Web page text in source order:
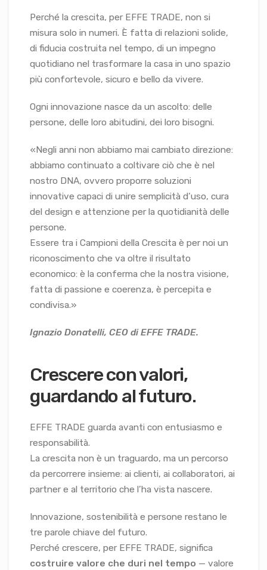
Perché la crescita, per EFFE TRADE, non si
misura solo in numeri. È fatta di relazioni solide,
di fiducia costruita nel tempo, di un impegno
quotidiano nel trasformare la casa in uno spazio
più confortevole, sicuro e bello da vivere.
Ogni innovazione nasce da un ascolto: delle
persone, delle loro abitudini, dei loro bisogni.
«Negli anni non abbiamo mai cambiato direzione:
abbiamo continuato a coltivare ciò che è nel
nostro DNA, ovvero proporre soluzioni
innovative capaci di unire semplicità d’uso, cura
del design e attenzione per la quotidianità delle
persone.
Essere tra i Campioni della Crescita è per noi un
riconoscimento che va oltre il risultato
economico: è la conferma che la nostra visione,
fatta di passione e coerenza, è percepita e
condivisa.»
Ignazio Donatelli, CEO di EFFE TRADE.
Crescere con valori,
guardando al futuro.
EFFE TRADE guarda avanti con entusiasmo e
responsabilità.
La crescita non è un traguardo, ma un percorso
da percorrere insieme: ai clienti, ai collaboratori, ai
partner e al territorio che l’ha vista nascere.
Innovazione, sostenibilità e persone restano le
tre parole chiave del futuro.
Perché crescere, per EFFE TRADE, significa
costruire valore che duri nel tempo — valore